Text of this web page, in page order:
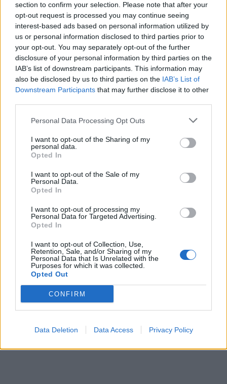
section to confirm your selection. Please note that after your
opt-out request is processed you may continue seeing
interest-based ads based on personal information utilized by
us or personal information disclosed to third parties prior to
your opt-out. You may separately opt-out of the further
disclosure of your personal information by third parties on the
IAB’s list of downstream participants. This information may
also be disclosed by us to third parties on the IAB’s List of
Downstream Participants that may further disclose it to other
Personal Data Processing Opt Outs
I want to opt-out of the Sharing of my
personal data.
Opted In
I want to opt-out of the Sale of my
Personal Data.
Opted In
I want to opt-out of processing my
Personal Data for Targeted Advertising.
Opted In
I want to opt-out of Collection, Use,
Retention, Sale, and/or Sharing of my
Personal Data that Is Unrelated with the
Purposes for which it was collected.
Opted Out
CONFIRM
Data Deletion Data Access Privacy Policy